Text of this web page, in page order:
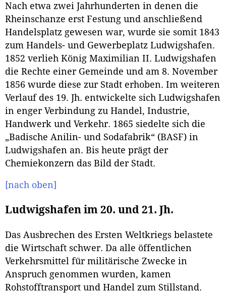
Nach etwa zwei Jahrhunderten in denen die
Rheinschanze erst Festung und anschließend
Handelsplatz gewesen war, wurde sie somit 1843
zum Handels- und Gewerbeplatz Ludwigshafen.
1852 verlieh König Maximilian II. Ludwigshafen
die Rechte einer Gemeinde und am 8. November
1856 wurde diese zur Stadt erhoben. Im weiteren
Verlauf des 19. Jh. entwickelte sich Ludwigshafen
in enger Verbindung zu Handel, Industrie,
Handwerk und Verkehr. 1865 siedelte sich die
„Badische Anilin- und Sodafabrik“ (BASF) in
Ludwigshafen an. Bis heute prägt der
Chemiekonzern das Bild der Stadt.
[nach oben]
Ludwigshafen im 20. und 21. Jh.
Das Ausbrechen des Ersten Weltkriegs belastete
die Wirtschaft schwer. Da alle öffentlichen
Verkehrsmittel für militärische Zwecke in
Anspruch genommen wurden, kamen
Rohstofftransport und Handel zum Stillstand.